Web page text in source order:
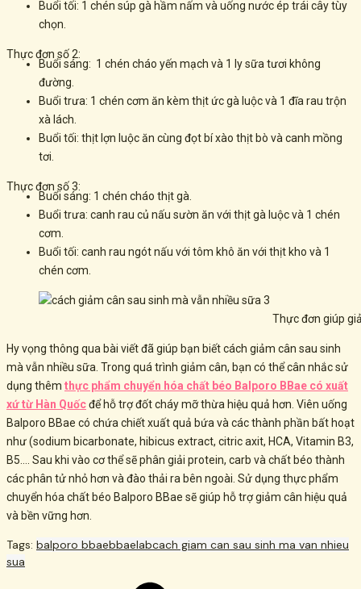
Buổi tối: 1 chén súp gà hầm nấm và uống nước ép trái cây tùy
chọn.
Thực đơn số 2:
Buổi sáng: 1 chén cháo yến mạch và 1 ly sữa tươi không
đường.
Buổi trưa: 1 chén cơm ăn kèm thịt ức gà luộc và 1 đĩa rau trộn
xà lách.
Buổi tối: thịt lợn luộc ăn cùng đọt bí xào thịt bò và canh mồng
tơi.
Thực đơn số 3:
Buổi sáng: 1 chén cháo thịt gà.
Buổi trưa: canh rau củ nấu sườn ăn với thịt gà luộc và 1 chén
cơm.
Buổi tối: canh rau ngót nấu với tôm khô ăn với thịt kho và 1
chén cơm.
Thực đơn giúp
Hy vọng thông qua bài viết đã giúp bạn biết cách giảm cân sau sinh
mà vẫn nhiều sữa. Trong quá trình giảm cân, bạn có thể cân nhắc sử
dụng thêm thực phẩm chuyển hóa chất béo Balporo BBae có xuất
xứ từ Hàn Quốcđể hỗ trợ đốt cháy mỡ thừa hiệu quả hơn. Viên uống
Balporo BBae có chứa chiết xuất quả bứa và các thành phần bất hoạt
như (sodium bicarbonate, hibicus extract, citric axit, HCA, Vitamin B3,
B5…. Sau khi vào cơ thể sẽ phân giải protein, carb và chất béo thành
các phân tử nhỏ hơn và đào thải ra bên ngoài. Sử dụng thực phẩm
chuyển hóa chất béo Balporo BBae sẽ giúp hỗ trợ giảm cân hiệu quả
và bền vững hơn.
Tags: balporo bbaebbaelabcach giam can sau sinh ma van nhieu
sua